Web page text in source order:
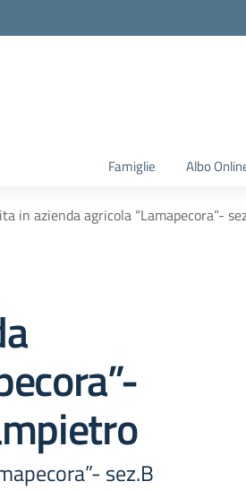
Famiglie Albo
in azienda agricola “Lamapecora”-
sez.B